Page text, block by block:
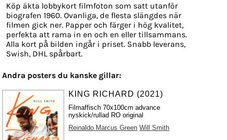
Köp äkta lobbykort filmfoton som satt utanför
biografen 1960. Ovanliga, de flesta slängdes när
filmen gick ner. Papper och färger i hög kvalitet,
perfekta att rama in en och en eller tillsammans.
Alla kort på bilden ingår i priset. Snabb leverans,
Swish, DHL spårbart.
Andra posters du kanske gillar:
KING RICHARD (2021)
Filmaffisch 70x100cm advance
nyskick/rullad RO original
Reinaldo Marcus Green Will Smith